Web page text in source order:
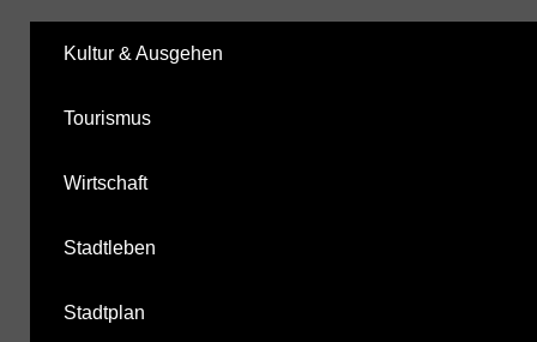
Kultur & Ausgehen
Tourismus
Wirtschaft
Stadtleben
Stadtplan